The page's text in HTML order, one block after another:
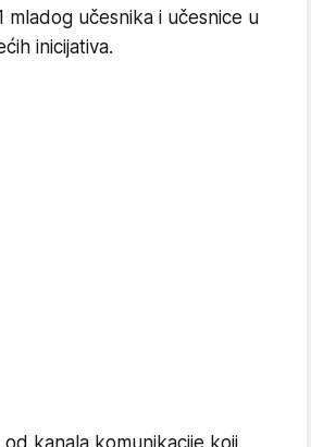
učesnika i učesnice u
inicijativa.
kanala komunikacije koji